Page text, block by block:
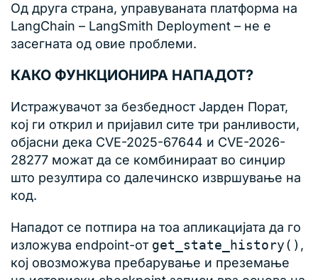
Од друга страна, управуваната платформа на
LangChain – LangSmith Deployment – не е
засегната од овие проблеми.
КАКО ФУНКЦИОНИРА НАПАДОТ?
Истражувачот за безбедност Јарден Порат,
кој ги открил и пријавил сите три ранливости,
објасни дека CVE-2025-67644 и CVE-2026-
28277 можат да се комбинираат во синџир
што резултира со далечинско извршување на
код.
Нападот се потпира на тоа апликацијата да го
изложува endpoint-от get_state_history() ,
кој овозможува пребарување и преземање